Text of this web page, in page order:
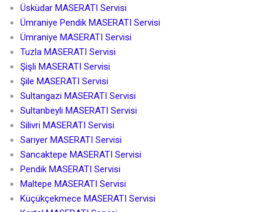
Üsküdar MASERATI Servisi
Ümraniye Pendik MASERATI Servisi
Ümraniye MASERATI Servisi
Tuzla MASERATI Servisi
Şişli MASERATI Servisi
Şile MASERATI Servisi
Sultangazi MASERATI Servisi
Sultanbeyli MASERATI Servisi
Silivri MASERATI Servisi
Sarıyer MASERATI Servisi
Sancaktepe MASERATI Servisi
Pendik MASERATI Servisi
Maltepe MASERATI Servisi
Küçükçekmece MASERATI Servisi